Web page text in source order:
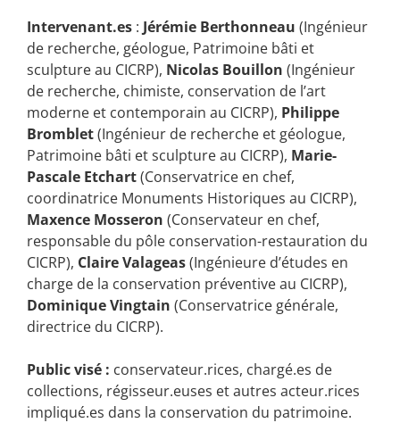
Intervenant.es : Jérémie Berthonneau (Ingénieur
de recherche, géologue, Patrimoine bâti et
sculpture au CICRP), Nicolas Bouillon (Ingénieur
de recherche, chimiste, conservation de l’art
moderne et contemporain au CICRP), Philippe
Bromblet(Ingénieur de recherche et géologue,
Patrimoine bâti et sculpture au CICRP), Marie-
Pascale Etchart(Conservatrice en chef,
coordinatrice Monuments Historiques au CICRP),
Maxence Mosseron (Conservateur en chef,
responsable du pôle conservation-restauration du
CICRP), Claire Valageas(Ingénieure d’études en
charge de la conservation préventive au CICRP),
Dominique Vingtain (Conservatrice générale,
directrice du CICRP).
Public visé : conservateur.rices, chargé.es de
collections, régisseur.euses et autres acteur.rices
impliqué.es dans la conservation du patrimoine.